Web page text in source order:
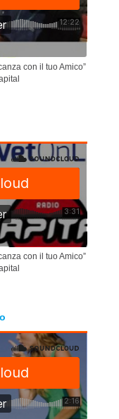
con il tuo Amico”
con il tuo Amico”